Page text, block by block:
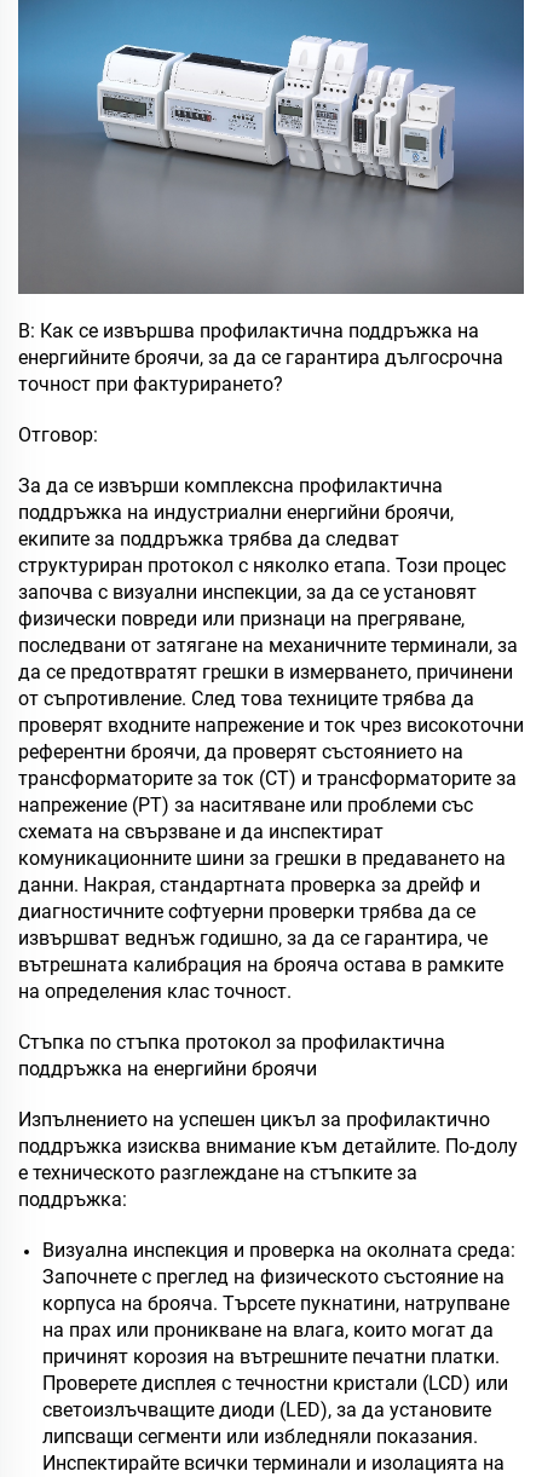
В: Как се извършва профилактична поддръжка на
енергийните броячи, за да се гарантира дългосрочна
точност при фактурирането?
Отговор:
За да се извърши комплексна профилактична
поддръжка на индустриални енергийни броячи,
екипите за поддръжка трябва да следват
структуриран протокол с няколко етапа. Този процес
започва с визуални инспекции, за да се установят
физически повреди или признаци на прегряване,
последвани от затягане на механичните терминали, за
да се предотвратят грешки в измерването, причинени
от съпротивление. След това техниците трябва да
проверят входните напрежение и ток чрез високоточни
референтни броячи, да проверят състоянието на
трансформаторите за ток (CT) и трансформаторите за
напрежение (PT) за наситяване или проблеми със
схемата на свързване и да инспектират
комуникационните шини за грешки в предаването на
данни. Накрая, стандартната проверка за дрейф и
диагностичните софтуерни проверки трябва да се
извършват веднъж годишно, за да се гарантира, че
вътрешната калибрация на брояча остава в рамките
на определения клас точност.
Стъпка по стъпка протокол за профилактична
поддръжка на енергийни броячи
Изпълнението на успешен цикъл за профилактично
поддръжка изисква внимание към детайлите. По-долу
е техническото разглеждане на стъпките за
поддръжка:
Визуална инспекция и проверка на околната среда:
Започнете с преглед на физическото състояние на
корпуса на брояча. Търсете пукнатини, натрупване
на прах или проникване на влага, които могат да
причинят корозия на вътрешните печатни платки.
Проверете дисплея с течностни кристали (LCD) или
светоизлъчващите диоди (LED), за да установите
липсващи сегменти или избледняли показания.
Инспектирайте всички терминали и изолацията на